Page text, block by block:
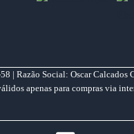
| Razão Social: Oscar
apenas para compras via